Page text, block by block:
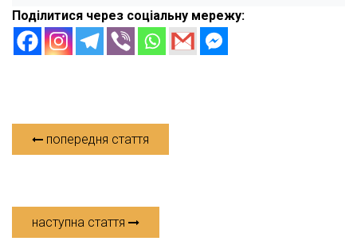
Поділитися через соціальну мережу:
попередня стаття
наступна стаття